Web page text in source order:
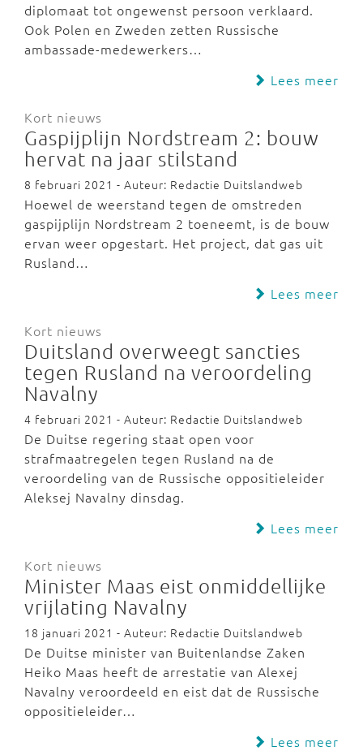
diplomaat tot ongewenst persoon verklaard.
Ook Polen en Zweden zetten Russische
ambassade-medewerkers…
Lees meer
Kort nieuws
Gaspijplijn Nordstream 2: bouw
hervat na jaar stilstand
8 februari 2021 - Auteur: Redactie Duitslandweb
Hoewel de weerstand tegen de omstreden
gaspijplijn Nordstream 2 toeneemt, is de bouw
ervan weer opgestart. Het project, dat gas uit
Rusland…
Lees meer
Kort nieuws
Duitsland overweegt sancties
tegen Rusland na veroordeling
Navalny
4 februari 2021 - Auteur: Redactie Duitslandweb
De Duitse regering staat open voor
strafmaatregelen tegen Rusland na de
veroordeling van de Russische oppositieleider
Aleksej Navalny dinsdag.
Lees meer
Kort nieuws
Minister Maas eist onmiddellijke
vrijlating Navalny
18 januari 2021 - Auteur: Redactie Duitslandweb
De Duitse minister van Buitenlandse Zaken
Heiko Maas heeft de arrestatie van Alexej
Navalny veroordeeld en eist dat de Russische
oppositieleider…
Lees meer